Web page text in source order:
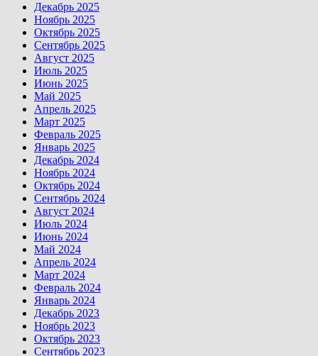
Декабрь 2025
Ноябрь 2025
Октябрь 2025
Сентябрь 2025
Август 2025
Июль 2025
Июнь 2025
Май 2025
Апрель 2025
Март 2025
Февраль 2025
Январь 2025
Декабрь 2024
Ноябрь 2024
Октябрь 2024
Сентябрь 2024
Август 2024
Июль 2024
Июнь 2024
Май 2024
Апрель 2024
Март 2024
Февраль 2024
Январь 2024
Декабрь 2023
Ноябрь 2023
Октябрь 2023
Сентябрь 2023